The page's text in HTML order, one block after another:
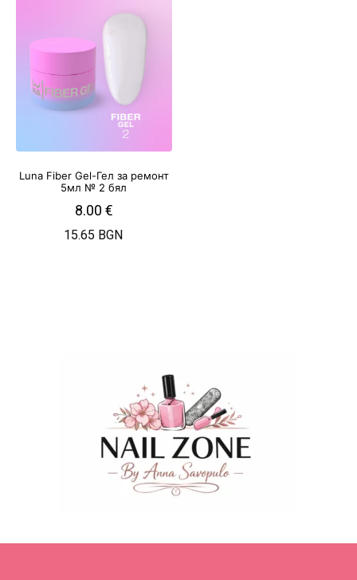
Luna Fiber Gel-Гел за ремонт
5мл № 2 бял
8.00 €
15.65 BGN